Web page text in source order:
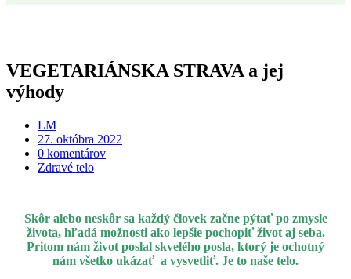
VEGETARIÁNSKA STRAVA a jej
výhody
LM
27. októbra 2022
0 komentárov
Zdravé telo
Skôr alebo neskôr sa každý človek začne pýtať po zmysle
života, hľadá možnosti ako lepšie pochopiť život aj seba.
Pritom nám život poslal skvelého posla, ktorý je ochotný
nám všetko ukázať a vysvetliť. Je to naše telo.